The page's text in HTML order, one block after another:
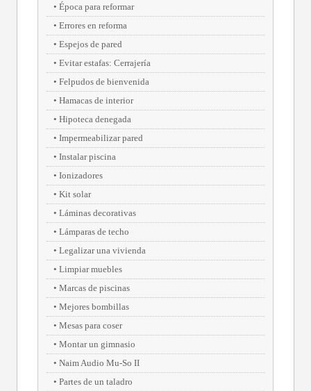
Época para reformar
Errores en reforma
Espejos de pared
Evitar estafas: Cerrajería
Felpudos de bienvenida
Hamacas de interior
Hipoteca denegada
Impermeabilizar pared
Instalar piscina
Ionizadores
Kit solar
Láminas decorativas
Lámparas de techo
Legalizar una vivienda
Limpiar muebles
Marcas de piscinas
Mejores bombillas
Mesas para coser
Montar un gimnasio
Naim Audio Mu-So II
Partes de un taladro